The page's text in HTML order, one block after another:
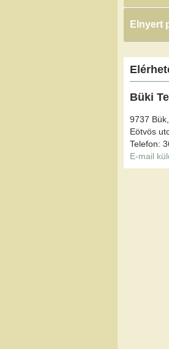
Elnyert
Büki
9737 Bük,
Eötvös
Telefon:
E-mail